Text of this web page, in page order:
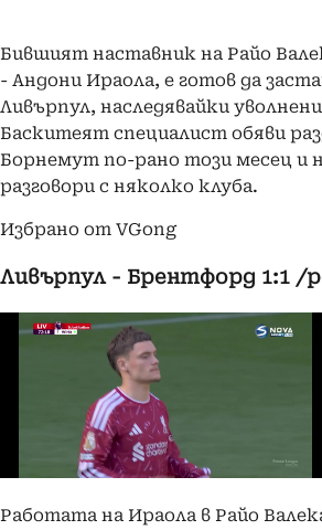
Бившият наставник на Райо
- Андони Ираола, е готов да
Ливърпул, наследявайки
Баскитеят специалист обяви
Борнемут по-рано този месец и
разговори с няколко клуба.
Избрано от VGong
Ливърпул - Брентфорд 1:1
Работата на Ираола в Райо